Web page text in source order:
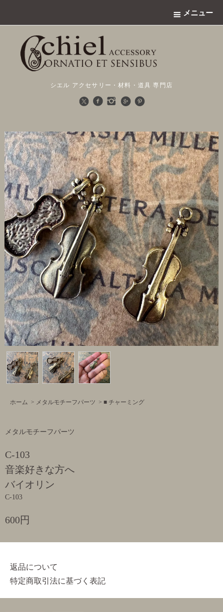
メニュー
シエル アクセサリー・材料・道具 専門店
ホーム > メタルモチーフパーツ > ■ チャーミング
メタルモチーフパーツ
C-103
音楽好きな方へ
バイオリン
C-103
600円
返品について
特定商取引法に基づく表記